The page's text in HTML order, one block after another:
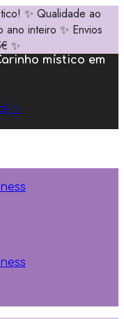
✨ Qualidade ao
inteiro ✨ Envios
✨
místico em
✨